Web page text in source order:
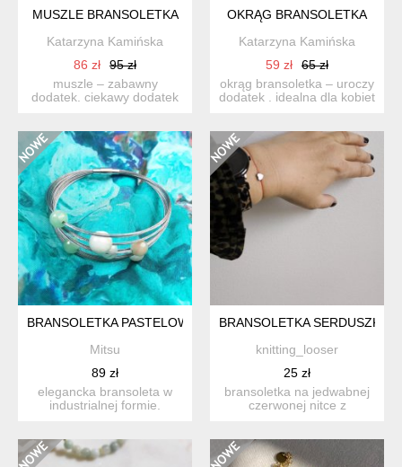
MUSZLE BRANSOLETKA
Katarzyna Kamińska
86 zł
95 zł
muszle – zabawny
dodatek. ciekawy dodatek
OKRĄG BRANSOLETKA
Katarzyna Kamińska
59 zł
65 zł
okrąg bransoletka – uroczy
dodatek . idealna dla kobiet
BRANSOLETKA PASTELOWA Z JADEITEM
Mitsu
89 zł
elegancka bransoleta w
industrialnej formie.
BRANSOLETKA SERDUSZKO
knitting_looser
25 zł
bransoletka na jedwabnej
czerwonej nitce z